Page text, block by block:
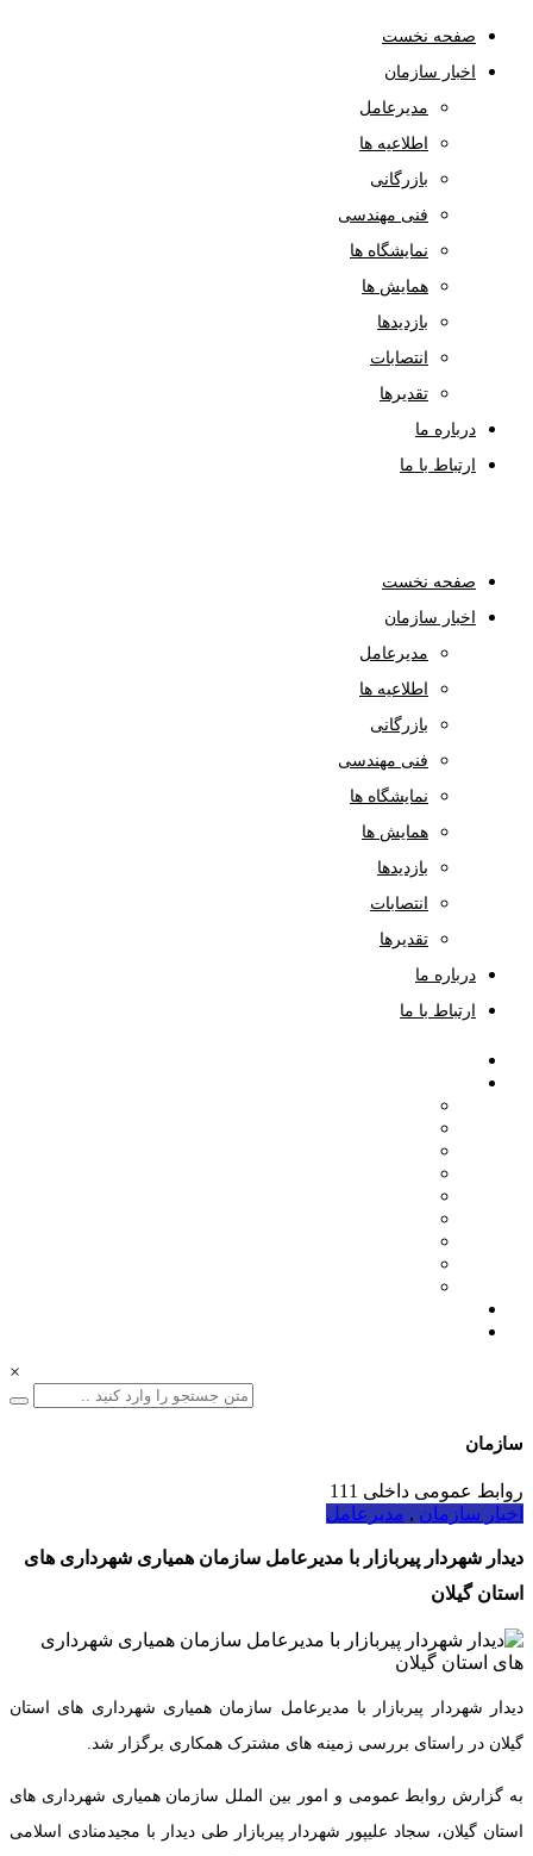
صفحه نخست
اخبار سازمان
مدیرعامل
اطلاعیه ها
بازرگانی
فنی مهندسی
نمایشگاه ها
همایش ها
بازدیدها
انتصابات
تقدیرها
درباره ما
ارتباط با ما
صفحه نخست
اخبار سازمان
مدیرعامل
اطلاعیه ها
بازرگانی
فنی مهندسی
نمایشگاه ها
همایش ها
بازدیدها
انتصابات
تقدیرها
درباره ما
ارتباط با ما
×
سازمان
روابط عمومی داخلی 111
اخبار سازمان , مدیرعامل
دیدار شهردار پیربازار با مدیرعامل سازمان همیاری شهرداری های
استان گیلان
دیدار شهردار پیربازار با مدیرعامل سازمان همیاری شهرداری های استان
گیلان در راستای بررسی زمینه های مشترک همکاری برگزار شد.
به گزارش روابط عمومی و امور بین الملل سازمان همیاری شهرداری های
استان گیلان، سجاد علیپور شهردار پیربازار طی دیدار با مجیدمنادی اسلامی